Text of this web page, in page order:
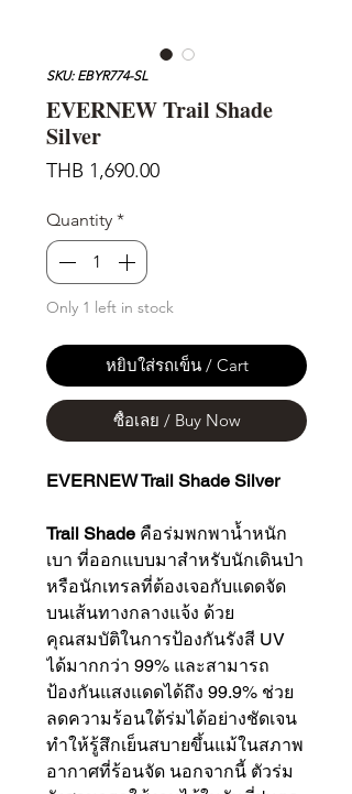
SKU: EBYR774-SL
EVERNEW Trail Shade
Silver
THB 1,690.00Price
Quantity *
Only 1 left in stock
หยิบใส่รถเข็น / Cart
ซื้อเลย / Buy Now
EVERNEW Trail Shade Silver
Trail Shade คือร่มพกพาน้ำหนัก
เบา ที่ออกแบบมาสำหรับนักเดินป่า
หรือนักเทรลที่ต้องเจอกับแดดจัด
บนเส้นทางกลางแจ้ง ด้วย
คุณสมบัติในการป้องกันรังสี UV
ได้มากกว่า 99% และสามารถ
ป้องกันแสงแดดได้ถึง 99.9% ช่วย
ลดความร้อนใต้ร่มได้อย่างชัดเจน
ทำให้รู้สึกเย็นสบายขึ้นแม้ในสภาพ
อากาศที่ร้อนจัด นอกจากนี้ ตัวร่ม